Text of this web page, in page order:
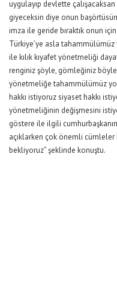
uygulayıp devlette
giyeceksin diye onun
imza ile geride bıraktık onun
Türkiye’ye asla tahammülümüz
ile kılık kıyafet yönetmeliği
renginiz şöyle, gömleğiniz
yönetmeliğe tahammülümüz
hakkı istiyoruz siyaset hakkı
yönetmeliğinin değişmesini
göstere ile ilgili
açıklarken çok önemli cümleler
bekliyoruz” şeklinde konuştu.